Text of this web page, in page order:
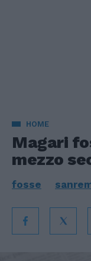
HOME
Magari
mezzo
fosse